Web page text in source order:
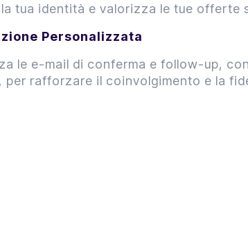
tua identità e valorizza le tue offerte
Personalizzata
le e-mail di conferma e follow-up,
per rafforzare il coinvolgimento e la